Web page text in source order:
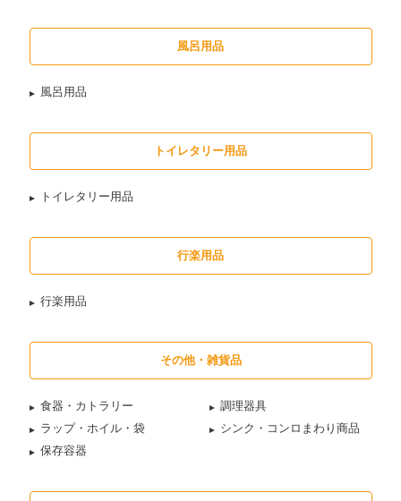
風呂用品
風呂用品
トイレタリー用品
トイレタリー用品
行楽用品
行楽用品
その他・雑貨品
食器・カトラリー
調理器具
ラップ・ホイル・袋
シンク・コンロまわり商品
保存容器